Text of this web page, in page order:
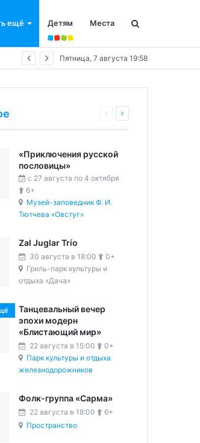
ещё Детям Места
Пятница, 7 августа 19:58
«Приключения русской
пословицы»
c 27 августа по 4 октября
6+
Музей-заповедник Ф. И.
Тютчева «Овстуг»
Zal Juglar Trío
30 августа в 18:00
0+
Гриль-парк культуры и
отдыха «Дача»
Танцевальный вечер
эпохи модерн
«Блистающий мир»
22 августа в 15:00
0+
Парк культуры и отдыха
железнодорожников
Фолк-группа «Сарма»
22 августа в 18:00
6+
Пространство